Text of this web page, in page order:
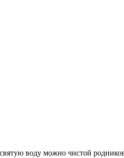
воду можно чистой